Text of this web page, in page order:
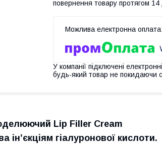
повернення товару протягом 14
У компанії підключені
будь-який товар не покидаючи
Lip Filler Cream
ін’єкціям гіалуронової кислоти.